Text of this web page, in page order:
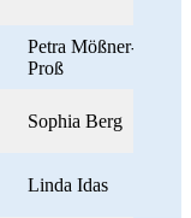
Petra Mößner-
Proß
Sophia Berg
Linda Idas